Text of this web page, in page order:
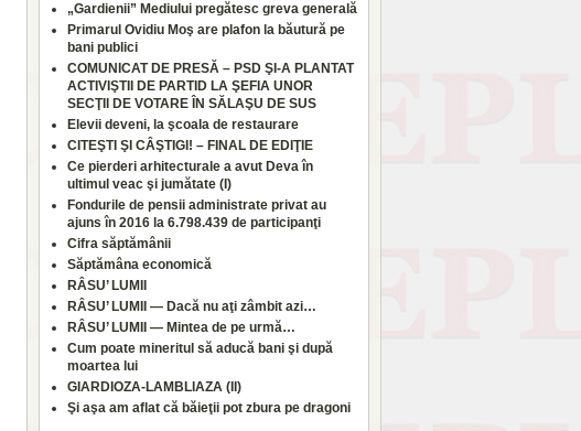
„Gardienii” Mediului pregătesc greva generală
Primarul Ovidiu Moş are plafon la băutură pe
bani publici
COMUNICAT DE PRESĂ – PSD ŞI-A PLANTAT
ACTIVIŞTII DE PARTID LA ŞEFIA UNOR
SECŢII DE VOTARE ÎN SĂLAŞU DE SUS
Elevii deveni, la şcoala de restaurare
CITEŞTI ŞI CÂŞTIGI! – FINAL DE EDIŢIE
Ce pierderi arhitecturale a avut Deva în
ultimul veac şi jumătate (I)
Fondurile de pensii administrate privat au
ajuns în 2016 la 6.798.439 de participanţi
Cifra săptămânii
Săptămâna economică
RÂSU’ LUMII
RÂSU’ LUMII — Dacă nu aţi zâmbit azi…
RÂSU’ LUMII — Mintea de pe urmă…
Cum poate mineritul să aducă bani şi după
moartea lui
GIARDIOZA-LAMBLIAZA (II)
Şi aşa am aflat că băieţii pot zbura pe dragoni